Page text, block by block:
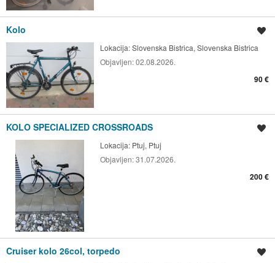
Kolo
Lokacija:Slovenska Bistrica, Slovenska Bistrica
Objavljen:02.08.2026.
90 €
KOLO SPECIALIZED CROSSROADS
Lokacija: Ptuj, Ptuj
Objavljen:31.07.2026.
200 €
Cruiser kolo 26col, torpedo